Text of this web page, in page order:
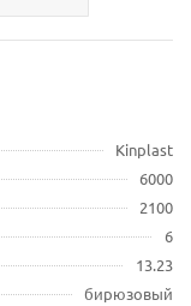
Kinplast
6000
2100
6
13.23
бирюзовый